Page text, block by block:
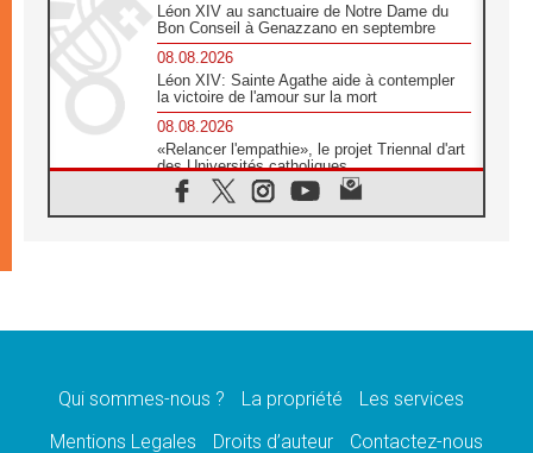
Léon XIV au sanctuaire de Notre Dame du
Bon Conseil à Genazzano en septembre
08.08.2026
Léon XIV: Sainte Agathe aide à contempler
la victoire de l'amour sur la mort
08.08.2026
«Relancer l'empathie», le projet Triennal d'art
des Universités catholiques
08.08.2026
Signis 2026, donner la parole aux religieuses
07.08.2026
07.08.2026
de l'Assomption et mémoire nationale
Qui sommes-nous ? La propriété
Les services
Mentions Legales
Droits d’auteur Contactez-nous